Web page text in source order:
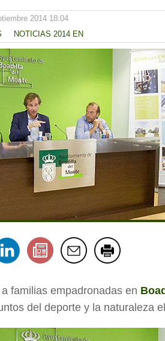
2014 18:04
NOTICIAS 2014 EN
familias empadronadas en
del deporte y la naturaleza